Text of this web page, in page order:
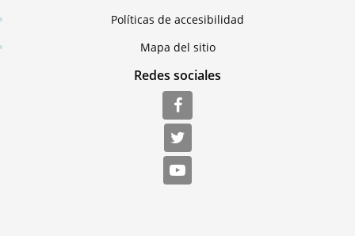
Políticas de accesibilidad
Mapa del sitio
Redes sociales